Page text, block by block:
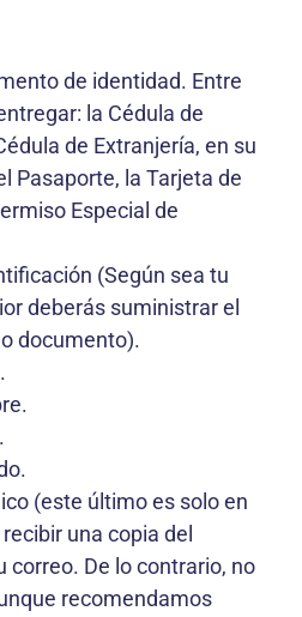
de identidad. Entre
la Cédula de
de Extranjería, en su
Pasaporte, la Tarjeta de
Especial de
(Según sea tu
deberás suministrar el
documento).
(este último es solo en
una copia del
correo. De lo contrario, no
recomendamos